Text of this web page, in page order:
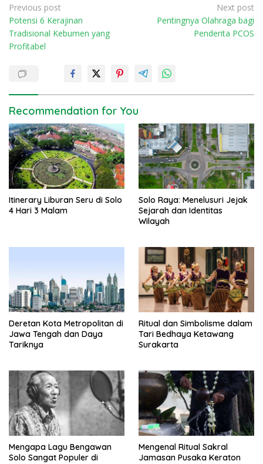
P
o
s
a
v
i
g
a
t
i
o
Previous post
Potensi 6 Kerajinan
Tradisional Kebumen yang
Profitabel
Next post
Pentingnya Olahraga bagi
Penderita PCOS
Recommendation for You
Itinerary Liburan Seru di Solo
4 Hari 3 Malam
Solo Raya: Menelusuri Jejak
Sejarah dan Identitas
Wilayah
Deretan Kota Metropolitan di
Jawa Tengah dan Daya
Tariknya
Ritual dan Simbolisme dalam
Tari Bedhaya Ketawang
Surakarta
Mengapa Lagu Bengawan
Solo Sangat Populer di
Mengenal Ritual Sakral
Jamasan Pusaka Keraton